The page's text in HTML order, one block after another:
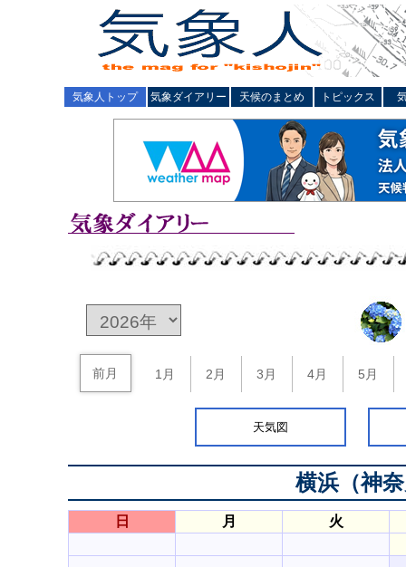
気象人トップ 気象ダイアリー 天候のまとめ トピックス
前月 1月 2月 3月 4月 5月
天気図
横浜（神
日 月 火